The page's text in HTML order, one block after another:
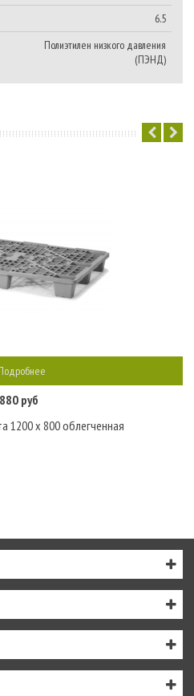
6.5
Полиэтилен низкого давления
(ПЭНД)
руб
1200 х 800 облегченная